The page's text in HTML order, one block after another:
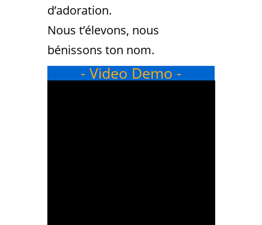
d’adoration.
Nous t’élevons, nous
bénissons ton nom.
- Video Demo -